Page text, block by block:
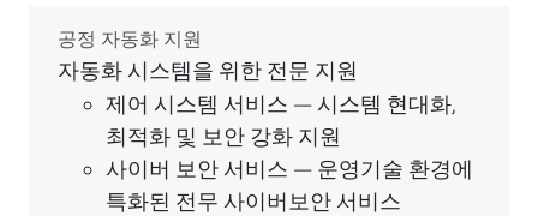
공정 자동화 지원
자동화 시스템을 위한 전문 지원
제어 시스템 서비스 — 시스템 현대화,
최적화 및 보안 강화 지원
사이버 보안 서비스 — 운영기술 환경에
특화된 전무 사이버보안 서비스